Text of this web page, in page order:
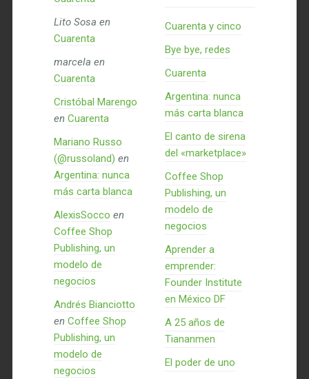
Lito Sosa en
Cuarenta
marcela en
Cuarenta
Cristóbal Marengo
en Cuarenta
Mariano Russo
(@russoland) en
Argentina: nunca
más carta blanca
AlexisSocco en
Coffee Shop
Publishing, un
modelo de
negocios
Andrés Bianciotto
en Coffee Shop
Publishing, un
modelo de
negocios
Cuarenta y cinco
Bye bye, redes
Cuarenta
Argentina: nunca
más carta blanca
El canto de sirena
del «marketplace»
Coffee Shop
Publishing, un
modelo de
negocios
Aprender a
emprender:
Founder Institute
en México DF
A 25 años de
Tiananmen
El poder de uno